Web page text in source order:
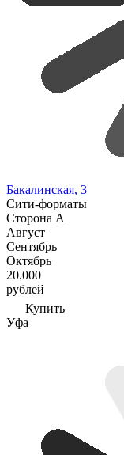
Бакалинская, 3
Сити-форматы
Сторона A
Август
Сентябрь
Октябрь
20.000
рублей
Купить
Уфа